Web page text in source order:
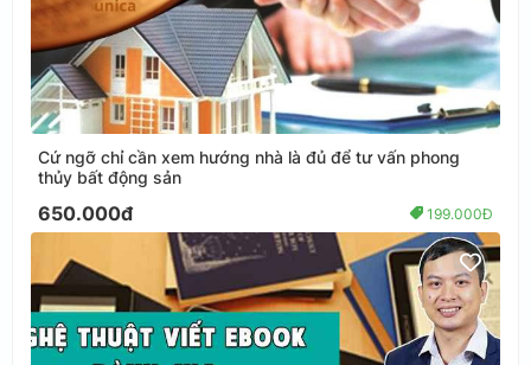
Cứ ngỡ chỉ cần xem hướng nhà là đủ để tư vấn phong
thủy bất động sản
650.000đ 199.000Đ